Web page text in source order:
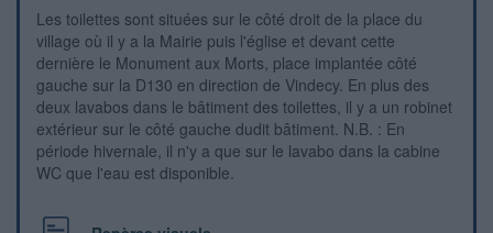
Les toilettes sont situées sur le côté droit de la place du
village où il y a la Mairie puis l'église et devant cette
dernière le Monument aux Morts, place implantée côté
gauche sur la D130 en direction de Vindecy. En plus des
deux lavabos dans le bâtiment des toilettes, il y a un robinet
extérieur sur le côté gauche dudit bâtiment. N.B. : En
période hivernale, il n'y a que sur le lavabo dans la cabine
WC que l'eau est disponible.